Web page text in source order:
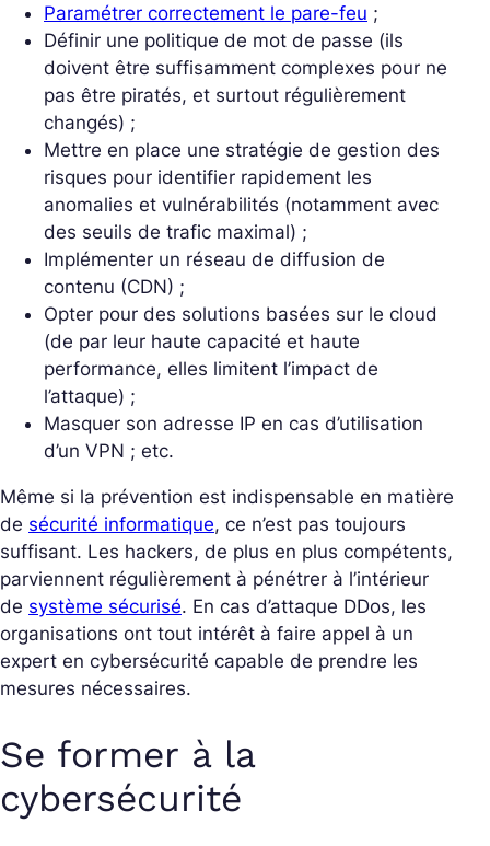
Paramétrer correctement le pare-feu ;
Définir une politique de mot de passe (ils
doivent être suffisamment complexes pour ne
pas être piratés, et surtout régulièrement
changés) ;
Mettre en place une stratégie de gestion des
risques pour identifier rapidement les
anomalies et vulnérabilités (notamment avec
des seuils de trafic maximal) ;
Implémenter un réseau de diffusion de
contenu (CDN) ;
Opter pour des solutions basées sur le cloud
(de par leur haute capacité et haute
performance, elles limitent l’impact de
l’attaque) ;
Masquer son adresse IP en cas d’utilisation
d’un VPN ; etc.
Même si la prévention est indispensable en matière
de sécurité informatique, ce n’est pas toujours
suffisant. Les hackers, de plus en plus compétents,
parviennent régulièrement à pénétrer à l’intérieur
de système sécurisé. En cas d’attaque DDos, les
organisations ont tout intérêt à faire appel à un
expert en cybersécurité capable de prendre les
mesures nécessaires.
Se former à la
cybersécurité